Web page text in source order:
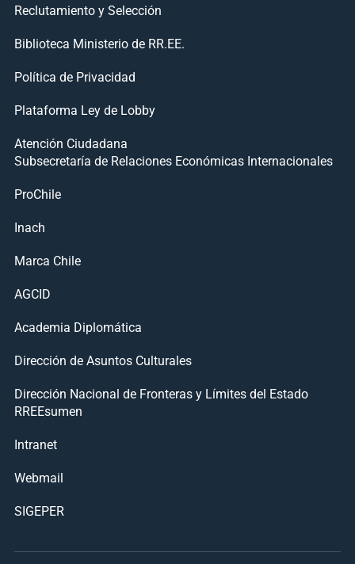
Reclutamiento y Selección
Biblioteca Ministerio de RR.EE.
Política de Privacidad
Plataforma Ley de Lobby
Atención Ciudadana
Subsecretaría de Relaciones Económicas Internacionales
ProChile
Inach
Marca Chile
AGCID
Academia Diplomática
Dirección de Asuntos Culturales
Dirección Nacional de Fronteras y Límites del Estado
RREEsumen
Intranet
Webmail
SIGEPER